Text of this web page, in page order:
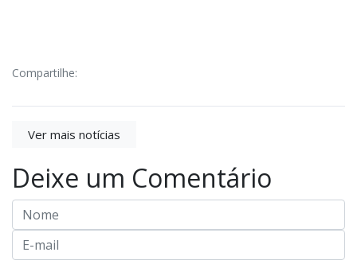
Compartilhe:
Ver mais notícias
Deixe um Comentário